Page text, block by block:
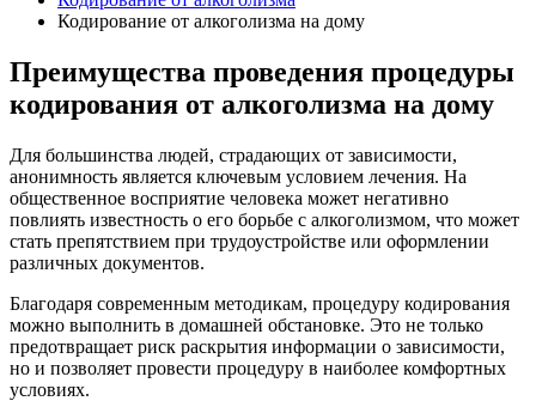
Кодирование от алкоголизма на дому
Преимущества проведения процедуры
кодирования от алкоголизма на дому
Для большинства людей, страдающих от зависимости,
анонимность является ключевым условием лечения. На
общественное восприятие человека может негативно
повлиять известность о его борьбе с алкоголизмом, что может
стать препятствием при трудоустройстве или оформлении
различных документов.
Благодаря современным методикам, процедуру кодирования
можно выполнить в домашней обстановке. Это не только
предотвращает риск раскрытия информации о зависимости,
но и позволяет провести процедуру в наиболее комфортных
условиях.